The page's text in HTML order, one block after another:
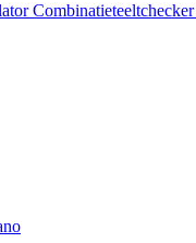
Combinatieteeltchecker